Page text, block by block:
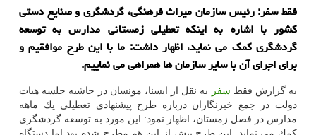
فقط سفر: رئیس سازمان میراث فرهنگی، گردشگری و صنایع دستی
كشور با اشاره به اینكه تعطیلی زمستانی مدارس به توسعه
گردشگری كمك می نماید، اظهار داشت: ما با این طرح موافقیم و
برای اجرای آن با سایر سازمان ها همراهی می نماییم.
به گزارش فقط سفر
به نقل از ایسنا، مونسان در حاشیه جلسه هیات
دولت در جمع خبرنگاران درباره طرح پیشنهادی تعطیلی یك ماهه
مدارس در فصل زمستان، اظهار نمود: این مورد به توسعه گردشگری
كمك می نماید. این طرح پیش از این هم مطرح شده بود اما دستگاه